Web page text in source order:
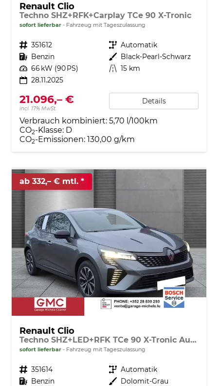
Renault Clio
Techno SHZ+RFK+Carplay TCe 90 X-Tronic
sofort lieferbar Fahrzeug mit Tageszulassung
Fahrzeugnr. 351612 Getriebe Automatik
Kraftstoff Benzin Außenfarbe Black-Pearl-Schwarz
Leistung 66 kW (90 PS) Kilometerstand 15 km
28.11.2025
21.096,– €
incl. 17% MwSt.
Details
Verbrauch kombiniert: 5,70 l/100km
CO2-Klasse: D
CO2-Emissionen: 130,00 g/km
ab 332,– € mtl.
Renault Clio
Techno SHZ+LED+RFK TCe 90 X-Tronic Autom.
sofort lieferbar Fahrzeug mit Tageszulassung
Fahrzeugnr. 351614 Getriebe Automatik
Kraftstoff Benzin Außenfarbe Dolomit-Grau